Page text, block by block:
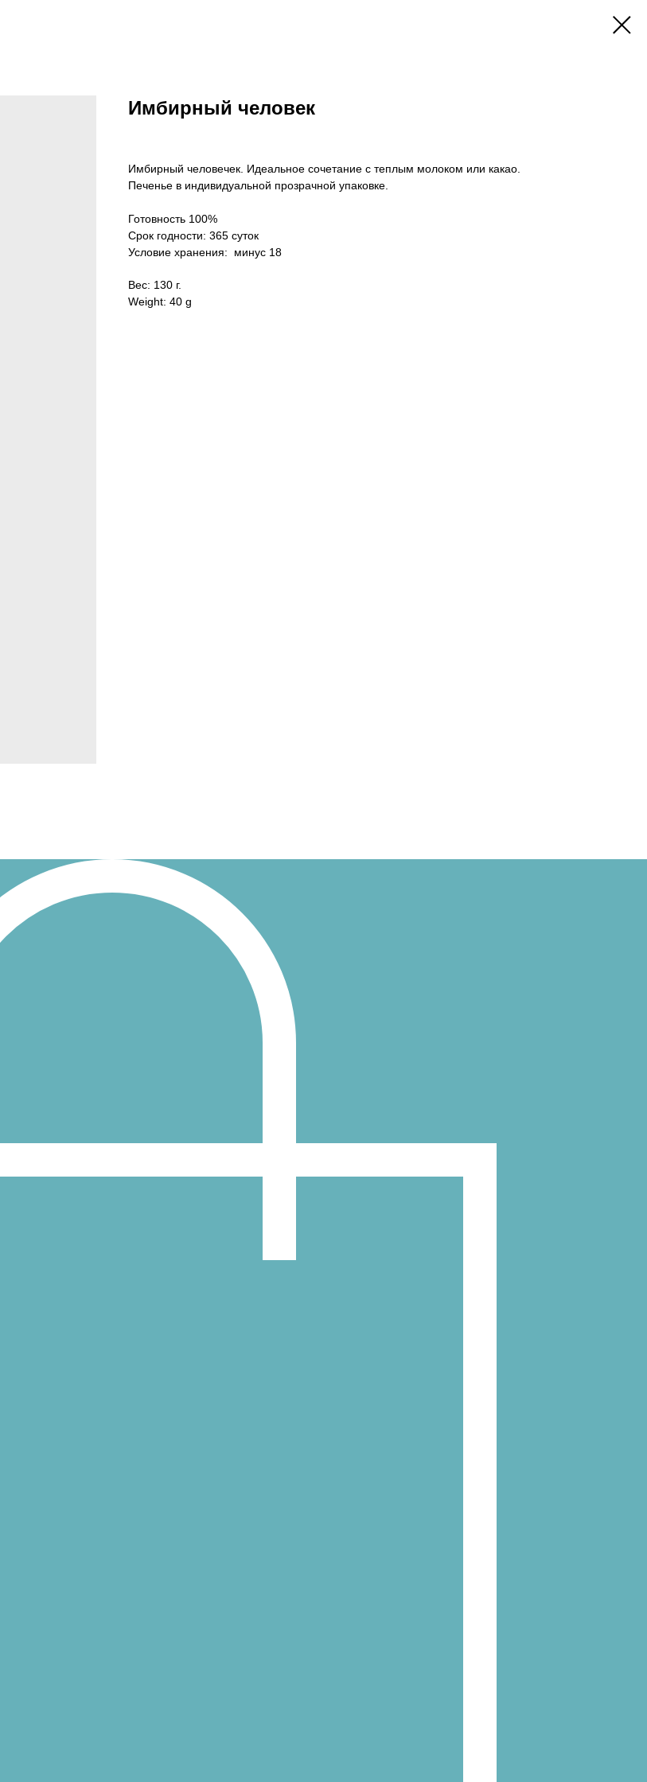
Имбирный человек
Имбирный человечек. Идеальное сочетание с теплым молоком или какао.
Печенье в индивидуальной прозрачной упаковке.
Готовность 100%
Срок годности: 365 суток
Условие хранения: минус 18
Вес: 130 г.
Weight: 40 g